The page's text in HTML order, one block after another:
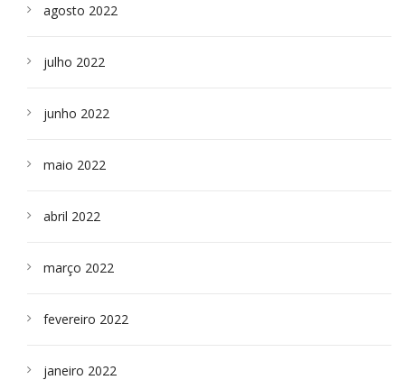
agosto 2022
julho 2022
junho 2022
maio 2022
abril 2022
março 2022
fevereiro 2022
janeiro 2022